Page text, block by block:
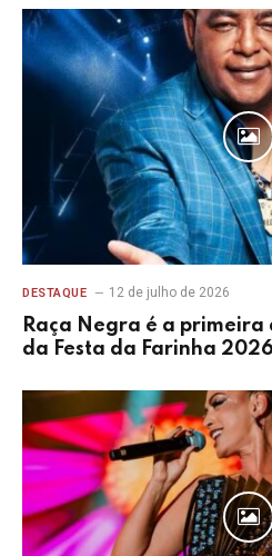
DESTAQUE 12 de julho de 2026
Raça Negra é a
da Festa da Farinha